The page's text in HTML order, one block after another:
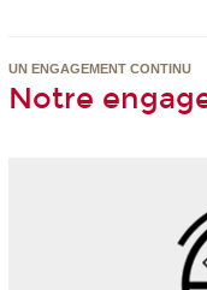
UN ENGAGEMENT CONTINU
Notre